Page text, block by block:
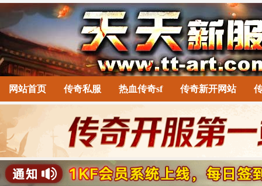
网站首页 传奇私服 热血传奇sf 传奇新开网站